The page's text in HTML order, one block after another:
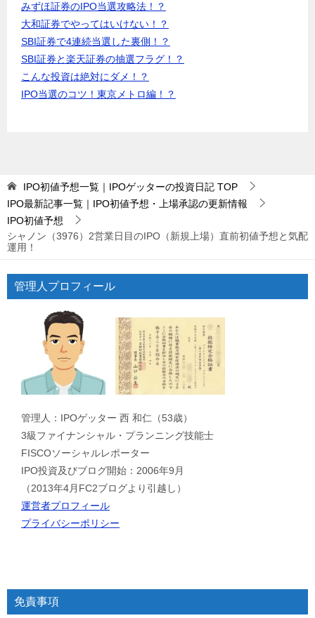
みずほ証券のIPO当選攻略法！？
大和証券でやってはいけない！？
SBI証券で4連続当選した裏側！？
SBI証券と楽天証券の抽選フラグ！？
こんな投資は絶対にダメ！？
IPO当選のコツ！東京メトロ編！？
IPO初値予想一覧｜IPOゲッターの投資日記 TOP
IPO最新記事一覧｜IPO初値予想・上場承認の更新情報
IPO初値予想
シャノン（3976）2営業日目のIPO（新規上場）直前初値予想と気配
運用！
管理人プロフィール
管理人：IPOゲッター 西 和仁（53歳）
3級ファイナンシャル・プランニング技能士
FISCOソーシャルレポーター
IPO投資及びブログ開始：2006年9月
（2013年4月FC2ブログより引越し）
運営者プロフィール
プライバシーポリシー
免責事項